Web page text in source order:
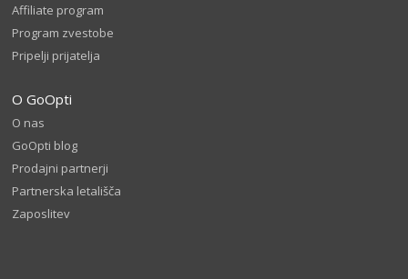
Affiliate program
Program zvestobe
Pripelji prijatelja
O GoOpti
O nas
GoOpti blog
Prodajni partnerji
Partnerska letališča
Zaposlitev